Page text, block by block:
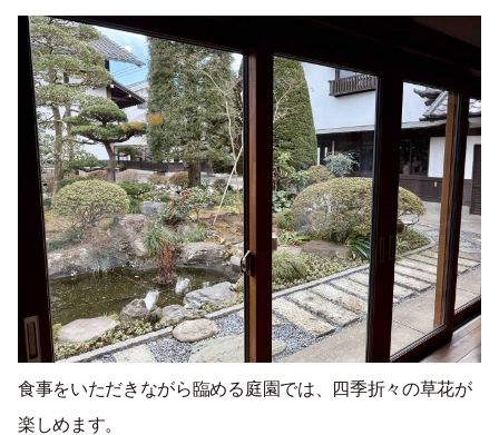
食事をいただきながら臨める庭園では、四季折々の草花が
楽しめます。